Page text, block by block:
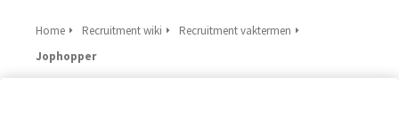
Home Recruitment wiki
Recruitment vaktermen
Jophopper